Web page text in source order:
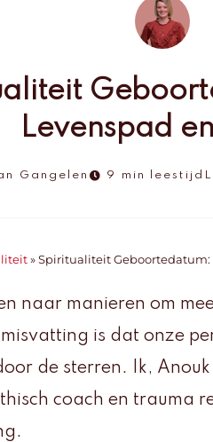
Levenspad
Gangelen 9 min leestijd
» Spiritualiteit Geboortedatum:
naar manieren om
is dat onze
de sterren. Ik,
coach en trauma